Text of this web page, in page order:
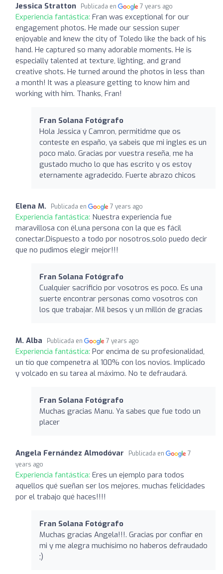
Jessica Stratton Publicada en 7 years ago
Experiencia fantástica: Fran was exceptional for our
engagement photos. He made our session super
enjoyable and knew the city of Toledo like the back of his
hand. He captured so many adorable moments. He is
especially talented at texture, lighting, and grand
creative shots. He turned around the photos in less than
a month! It was a pleasure getting to know him and
working with him. Thanks, Fran!
Fran Solana Fotógrafo
Hola Jessica y Camron, permitidme que os
conteste en españo, ya sabeis que mi ingles es un
poco malo. Gracias por vuestra reseña, me ha
gustado mucho lo que has escrito y os estoy
eternamente agradecido. Fuerte abrazo chicos
Elena M. Publicada en 7 years ago
Experiencia fantástica: Nuestra experiencia fue
maravillosa con él,una persona con la que es fácil
conectar.Dispuesto a todo por nosotros,solo puedo decir
que no pudimos elegir mejor!!!
Fran Solana Fotógrafo
Cualquier sacrificio por vosotros es poco. Es una
suerte encontrar personas como vosotros con
los que trabajar. Mil besos y un millón de gracias
M. Alba Publicada en 7 years ago
Experiencia fantástica: Por encima de su profesionalidad,
un tío que compenetra al 100% con los novios. Implicado
y volcado en su tarea al máximo. No te defraudará.
Fran Solana Fotógrafo
Muchas gracias Manu. Ya sabes que fue todo un
placer
Angela Fernández Almodóvar Publicada en
7
years ago
Experiencia fantástica: Eres un ejemplo para todos
aquellos qué sueñan ser los mejores, muchas felicidades
por el trabajo qué haces!!!!
Fran Solana Fotógrafo
Muchas gracias Angela!!!. Gracias por confiar en
mi y me alegra muchísimo no haberos defraudado
;)